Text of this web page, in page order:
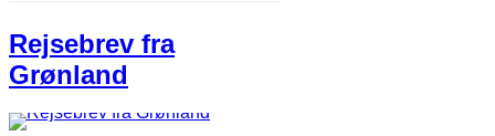
Rejsebrev fra
Grønland